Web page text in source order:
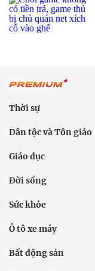
Thời sự
Dân tộc và Tôn giáo
Giáo dục
Đời sống
Sức khỏe
Ô tô xe máy
Bất động sản